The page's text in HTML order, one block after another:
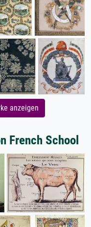
anzeigen
French School